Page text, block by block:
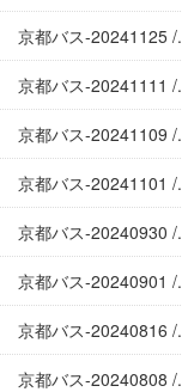
京都バス-20241125 /
京都バス-20241111 /
京都バス-20241109 /
京都バス-20241101 /
京都バス-20240930 /
京都バス-20240901 /
京都バス-20240816 /
京都バス-20240808 /